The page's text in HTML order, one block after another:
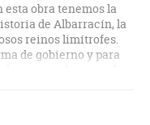
esta obra tenemos la
de Albarracín, la
reinos limítrofes.
de gobierno y para
en una historia de
y búsqueda
sus gobernantes y de
y recomendable.